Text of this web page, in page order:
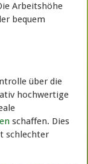
Arbeitshöhe
bequem
über die
hochwertige
schaffen. Dies
schlechter